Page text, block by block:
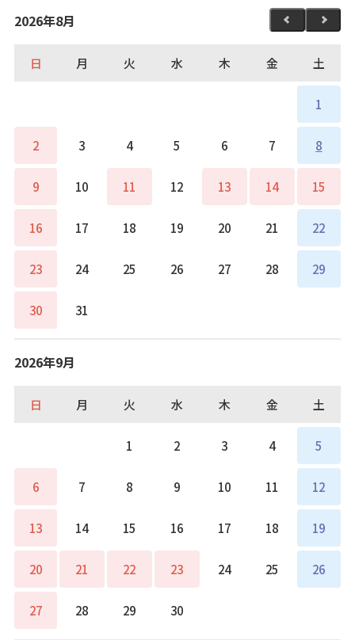
2026年8月
日 月 火 水 木 金 土
1
2 3 4 5 6 7 8
9 10 11 12 13 14 15
16 17 18 19 20 21 22
23 24 25 26 27 28 29
30 31
2026年9月
日 月 火 水 木 金 土
1 2 3 4 5
6 7 8 9 10 11 12
13 14 15 16 17 18 19
20 21 22 23 24 25 26
27 28 29 30